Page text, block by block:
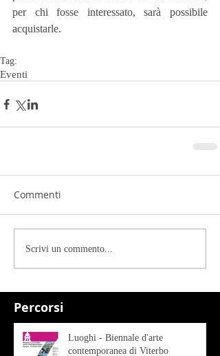
Percorsi
per chi fosse interessato, sarà possibile
acquistarle.
Tag:
Eventi
Commenti
Scrivi un commento...
Luoghi - Biennale d'arte
contemporanea di Viterbo